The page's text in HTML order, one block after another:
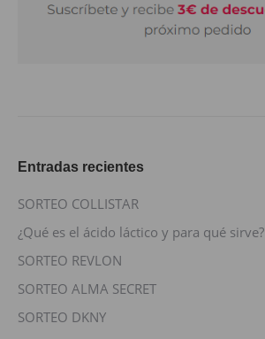
Entradas recientes
SORTEO COLLISTAR
¿Qué es el ácido láctico y para qué sirve?
SORTEO REVLON
SORTEO ALMA SECRET
SORTEO DKNY